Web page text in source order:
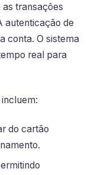
transações
autenticação de
conta. O sistema
real para
do cartão